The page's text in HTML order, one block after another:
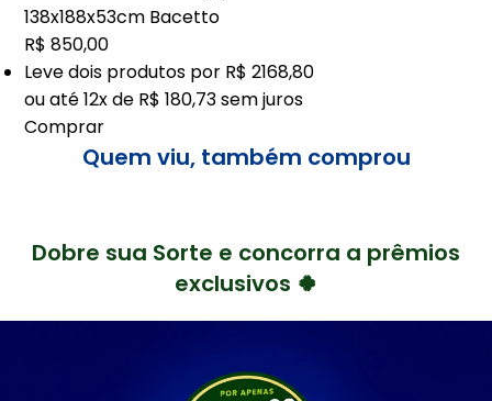
138x188x53cm Bacetto
R$ 850,00
Levedois produtos por R$ 2168,80
ou até12x de R$ 180,73sem juros
Comprar
Quem viu, também comprou
Dobre sua Sorte e concorra a prêmios
exclusivos 🍀